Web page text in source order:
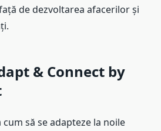
de dezvoltarea afacerilor și
& Connect by
să se adapteze la noile